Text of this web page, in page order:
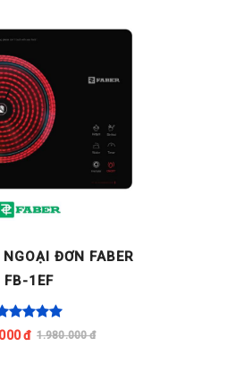
ĐƠN FABER
FB-1EF
đ 1.980.000 đ